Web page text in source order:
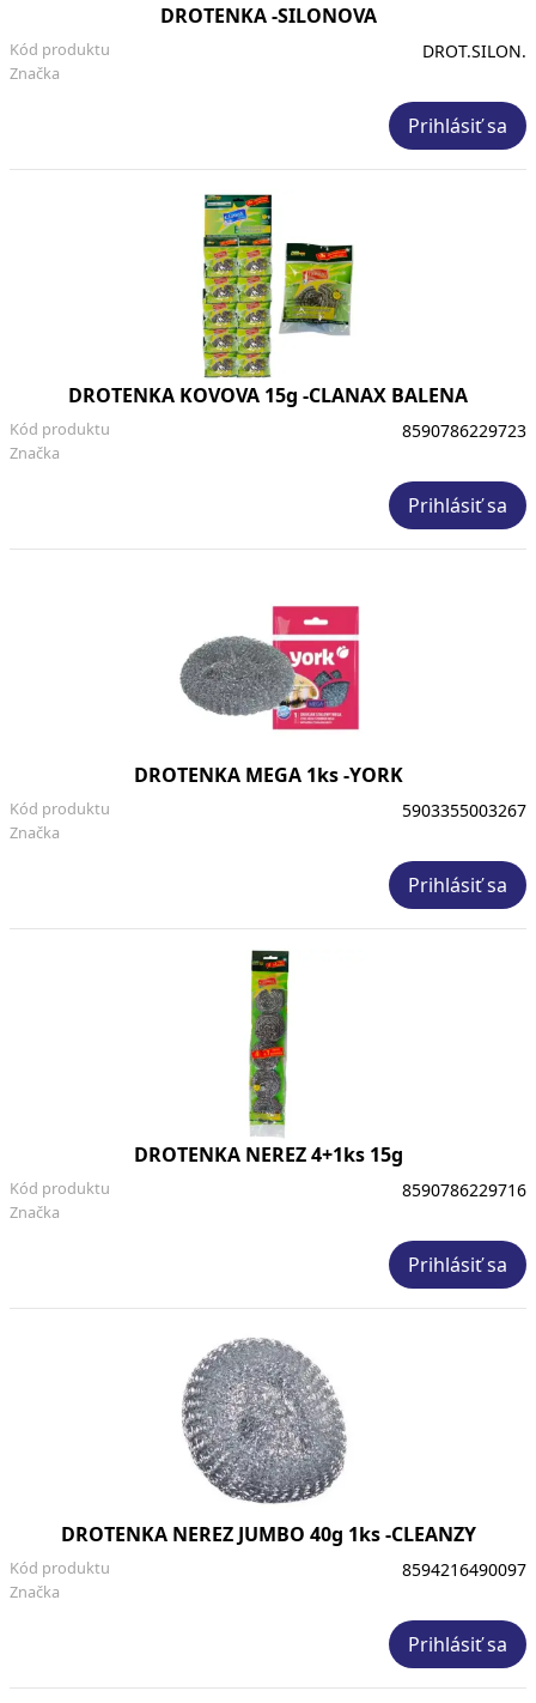
DROTENKA -SILONOVA
Značka
Kód produktu DROT.SILON.
Prihlásiť sa
DROTENKA KOVOVA 15g -CLANAX BALENA
Značka
Kód produktu 8590786229723
Prihlásiť sa
DROTENKA MEGA 1ks -YORK
Značka
Kód produktu 5903355003267
Prihlásiť sa
DROTENKA NEREZ 4+1ks 15g
Značka
Kód produktu 8590786229716
Prihlásiť sa
DROTENKA NEREZ JUMBO 40g 1ks -CLEANZY
Značka
Kód produktu 8594216490097
Prihlásiť sa